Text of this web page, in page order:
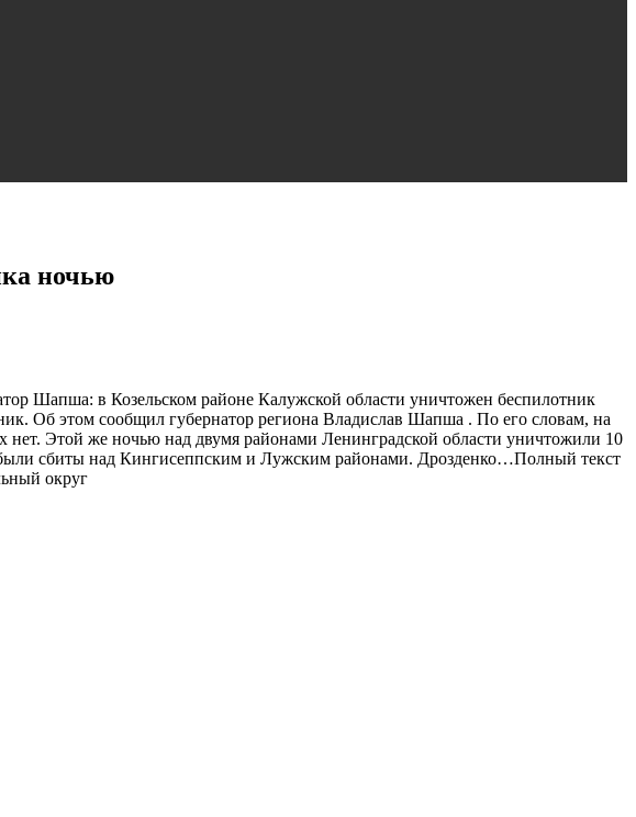
ночью
Шапша: в Козельском районе Калужской области уничтожен беспилотник
Об этом сообщил губернатор региона Владислав Шапша . По его словам, на
Этой же ночью над двумя районами Ленинградской области уничтожили 10
были сбиты над Кингисеппским и Лужским районами. Дрозденко…Полный текст
округ